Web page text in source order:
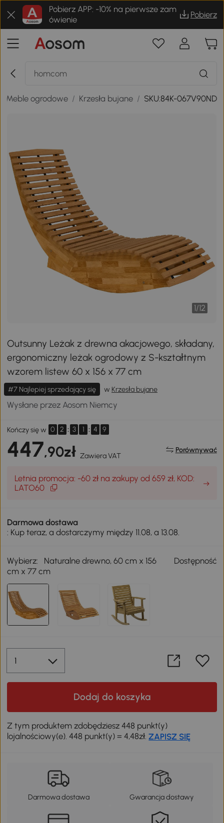
Pobierz APP: -10% na pierwsze zam
ówienie
Pobierz
Meble ogrodowe / Krzesła bujane / SKU:84K-067V90ND
1/12
Outsunny Leżak z drewna akacjowego, składany,
ergonomiczny leżak ogrodowy z S-kształtnym
wzorem listew 60 x 156 x 77 cm
#7 Najlepiej sprzedający się w Krzesła bujane
Wysłane przez Aosom Niemcy
Kończy się w 0 2 : 3 1 : 4 9
447,90zł Zawiera VAT
Porównywać
Letnia promocja: -60 zł na zakupy od 659 zł, KOD:
LATO60
Darmowa dostawa
: Kup teraz, a dostarczymy między 11.08, a 13.08.
Wybierz:
Naturalne drewno, 60 cm x 156
cm x 77 cm
Dostępność
Dodaj do koszyka
Z tym produktem zdobędziesz 448 punkt(y)
lojalnościowy(e). 448 punkt(y) = 4,48zł.ZAPISZ SIĘ
Darmowa dostawa Gwarancja dostawy